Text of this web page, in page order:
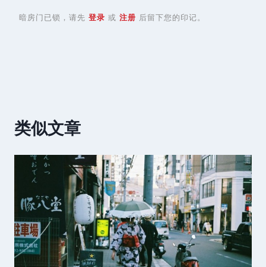
暗房门已锁，请先 登录 或 注册 后留下您的印记。
类似文章